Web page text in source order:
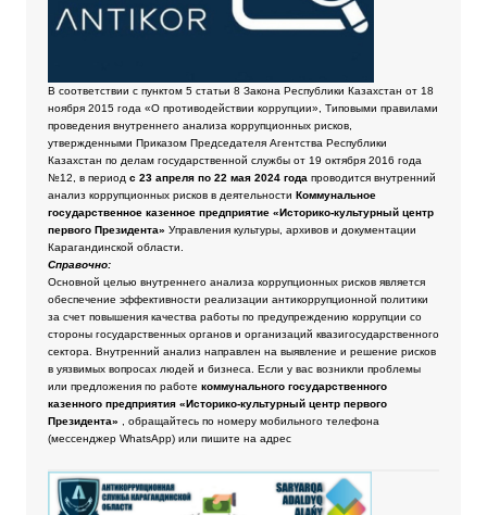
В соответствии с пунктом 5 статьи 8 Закона Республики Казахстан от 18
ноября 2015 года «О противодействии коррупции», Типовыми правилами
проведения внутреннего анализа коррупционных рисков,
утвержденными Приказом Председателя Агентства Республики
Казахстан по делам государственной службы от 19 октября 2016 года
№12, в период с 23 апреля по 22 мая 2024 года проводится внутренний
анализ коррупционных рисков в деятельности Коммунальное
государственное казенное предприятие «Историко-культурный центр
первого Президента» Управления культуры, архивов и документации
Карагандинской области.
Справочно:
Основной целью внутреннего анализа коррупционных рисков является
обеспечение эффективности реализации антикоррупционной политики
за счет повышения качества работы по предупреждению коррупции со
стороны государственных органов и организаций квазигосударственного
сектора. Внутренний анализ направлен на выявление и решение рисков
в уязвимых вопросах людей и бизнеса. Если у вас возникли проблемы
или предложения по работе коммунального государственного
казенного предприятия «Историко-культурный центр первого
Президента»
, обращайтесь по номеру мобильного телефона
(мессенджер WhatsApp) или пишите на адрес